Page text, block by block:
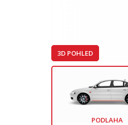
3D POHLED
PODLAHA